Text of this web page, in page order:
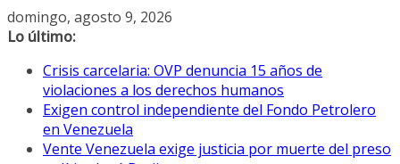
Saltar
al
domingo, agosto 9, 2026
Lo último:
Crisis carcelaria: OVP denuncia 15 años de
violaciones a los derechos humanos
Exigen control independiente del Fondo Petrolero
en Venezuela
Vente Venezuela exige justicia por muerte del preso